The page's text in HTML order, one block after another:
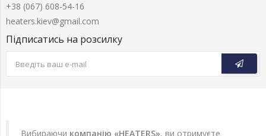
+38 (067) 608-54-16
heaters.kiev@gmail.com
Підписатись на розсилку
Вибираючи компанію «HEATERS», ви отримуєте